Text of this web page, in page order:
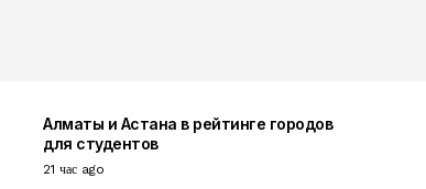
Алматы и Астана в рейтинге городов
для студентов
21 час ago